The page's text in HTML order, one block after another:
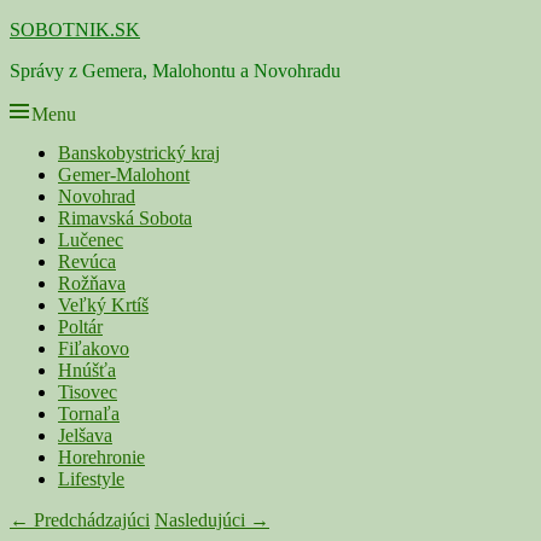
Skip
content
SOBOTNIK.SK
Správy z Gemera, Malohontu a Novohradu
Menu
Primárne
menu
Banskobystrický kraj
Gemer-Malohont
Novohrad
Rimavská Sobota
Lučenec
Revúca
Rožňava
Veľký Krtíš
Poltár
Fiľakovo
Hnúšťa
Tisovec
Tornaľa
Jelšava
Horehronie
Lifestyle
Navigácia
← Predchádzajúci Nasledujúci →